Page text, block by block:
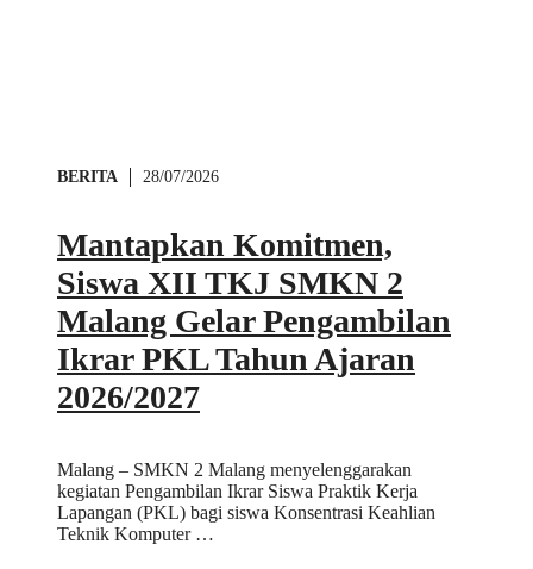
BERITA 28/07/2026
Mantapkan Komitmen,
Siswa XII TKJ SMKN 2
Malang Gelar Pengambilan
Ikrar PKL Tahun Ajaran
2026/2027
Malang – SMKN 2 Malang menyelenggarakan
kegiatan Pengambilan Ikrar Siswa Praktik Kerja
Lapangan (PKL) bagi siswa Konsentrasi Keahlian
Teknik Komputer …